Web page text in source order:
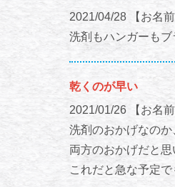
2021/04/28 【お名
洗剤もハンガーも
乾くのが早い
2021/01/26 【お名
洗剤のおかげなの
両方のおかげだと
これだと急な予定